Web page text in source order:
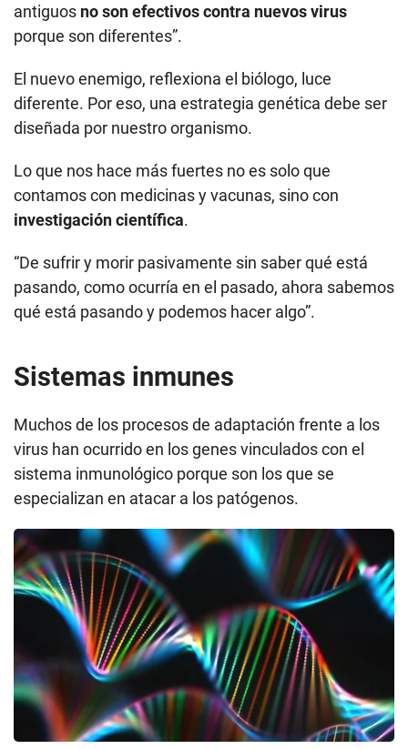
antiguos no son efectivos contra nuevos virus
porque son diferentes”.
El nuevo enemigo, reflexiona el biólogo, luce
diferente. Por eso, una estrategia genética debe ser
diseñada por nuestro organismo.
Lo que nos hace más fuertes no es solo que
contamos con medicinas y vacunas, sino con
investigación científica.
“De sufrir y morir pasivamente sin saber qué está
pasando, como ocurría en el pasado, ahora sabemos
qué está pasando y podemos hacer algo”.
Sistemas inmunes
Muchos de los procesos de adaptación frente a los
virus han ocurrido en los genes vinculados con el
sistema inmunológico porque son los que se
especializan en atacar a los patógenos.